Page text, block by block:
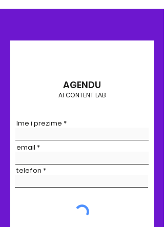
AGENDU
AI CONTENT LAB
Ime i prezime
email
telefon